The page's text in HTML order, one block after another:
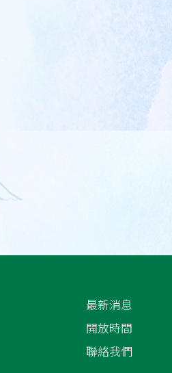
最新消息
開放時間
聯絡我們